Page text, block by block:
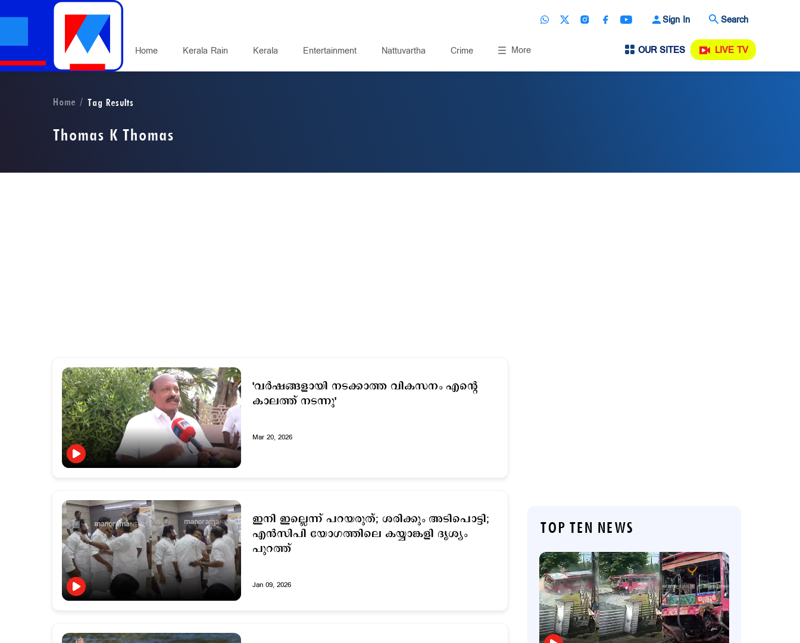
Sign In Search
Home Kerala Rain Kerala Entertainment Nattuvartha Crime More OUR SITES LIVE TV
Home Tag Results
Thomas K Thomas
'വർഷങ്ങളായി നടക്കാത്ത വികസനം എന്റെ
കാലത്ത് നടന്നു'
Mar 20, 2026
ഇനി ഇല്ലെന്ന് പറയരുത്; ശരിക്കും അടിപൊട്ടി;
എന്‍സിപി യോഗത്തിലെ കയ്യാങ്കളി ദൃശ്യം
പുറത്ത്
Jan 09, 2026
TOP TEN NEWS